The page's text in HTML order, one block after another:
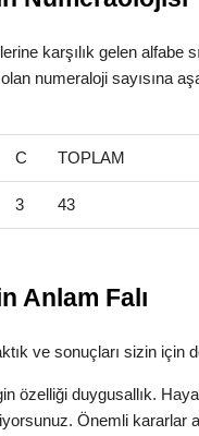
karşılık gelen alfabe
numeraloji sayısına
C TOPLAM
3 43
Anlam Falı
ve sonuçları sizin için
özelliği duygusallık.
Önemli kararlar